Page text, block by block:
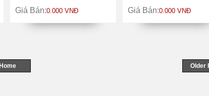
Công ty Cổ phần Xuất
nhập khẩu ETOP
Giá Bán:0.000 VNĐ
thẻ FLEXICARD của
hàng TMCP Xăng Dầu
Giá Bán:0.000 VNĐ
Older
Home